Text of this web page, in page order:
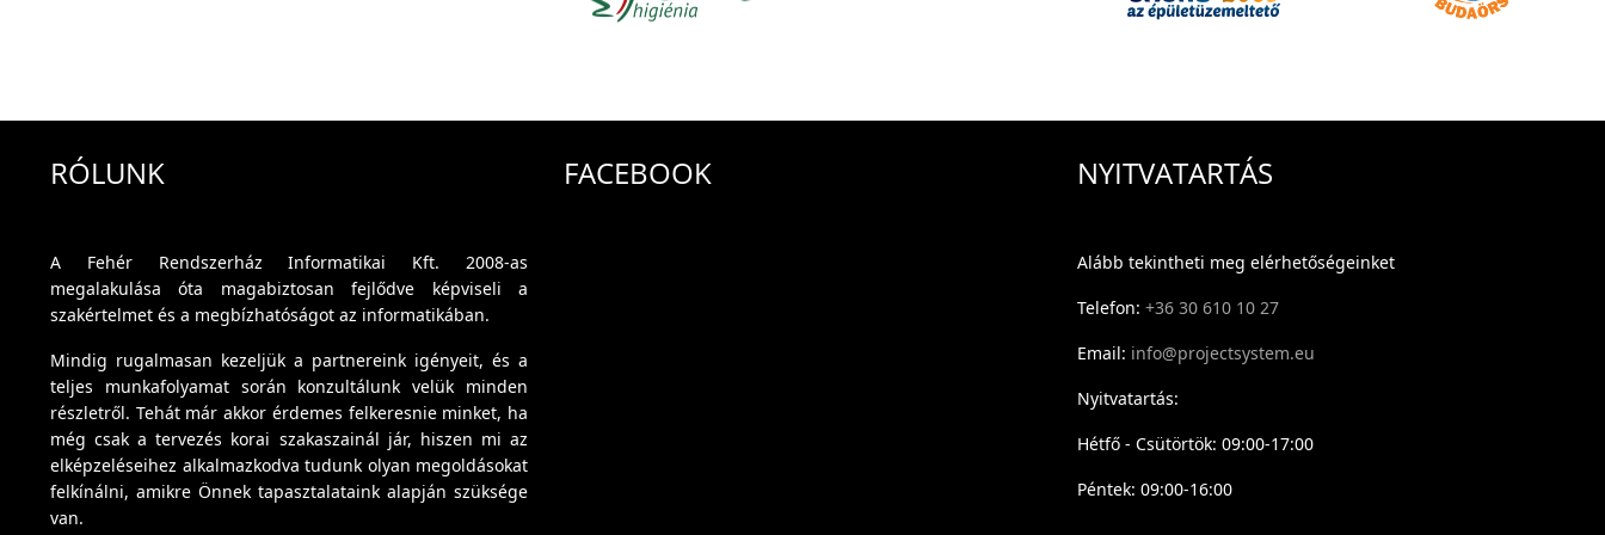
RÓLUNK
A Fehér Rendszerház Informatikai Kft. 2008-as
megalakulása óta magabiztosan fejlődve képviseli a
szakértelmet és a megbízhatóságot az informatikában.
Mindig rugalmasan kezeljük a partnereink igényeit, és a
teljes munkafolyamat során konzultálunk velük minden
részletről. Tehát már akkor érdemes felkeresnie minket, ha
még csak a tervezés korai szakaszainál jár, hiszen mi az
elképzeléseihez alkalmazkodva tudunk olyan megoldásokat
felkínálni, amikre Önnek tapasztalataink alapján szüksége
van.
FACEBOOK NYITVATARTÁS
Alább tekintheti meg elérhetőségeinket
Telefon: +36 30 610 10 27
Email: info@projectsystem.eu
Nyitvatartás:
Hétfő - Csütörtök: 09:00-17:00
Péntek: 09:00-16:00